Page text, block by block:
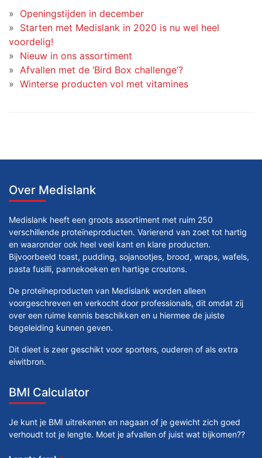
Openingstijden in december
Starten met Medislank in 2020 is nu wel heel
voordelig!
Nieuw in ons assortiment
Afvallen met de ‘Bird Box challenge’?
Winterse producten vol met vitamines
Over Medislank
Medislank heeft een groots assortiment met ruim 250
verschillende proteïneproducten. Varierend van zoet tot hartig
en waaronder ook heel veel kant en klare producten.
Bijvoorbeeld toast, pudding, sojanootjes, brood, wraps, wafels,
pasta fusilli, pannekoeken en hartige croutons.
De proteïneproducten van Medislank worden alleen
voorgeschreven en verkocht door professionals, dit omdat zij
over een ruime kennis beschikken en u hiermee de juiste
begeleiding kunnen geven.
Dit dieet is zeer geschikt voor sporters, ouderen of als extra
eiwitbron.
BMI Calculator
Je kunt je BMI uitrekenen en nagaan of je gewicht zich goed
verhoudt tot je lengte. Moet je afvallen of juist wat bijkomen??